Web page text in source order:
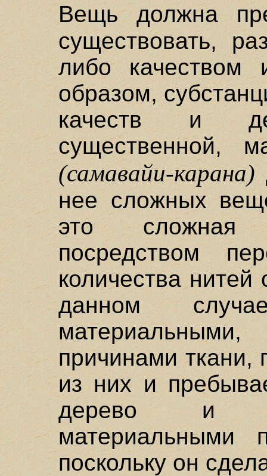
Вещь должна
существовать,
либо качеством
образом,
качеств и
существенной,
(самавайи-карана)
нее сложных
это сложная
посредством
количества нитей
данном
причинами ткани,
из них и
дерево и
материальными
поскольку он